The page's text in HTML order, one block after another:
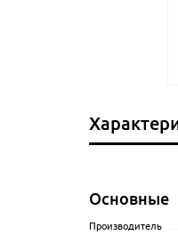
Основные
Производитель